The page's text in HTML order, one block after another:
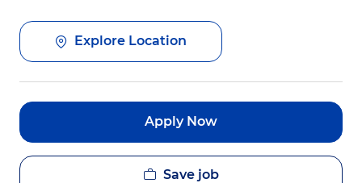
Explore Location
Apply Now
Save job